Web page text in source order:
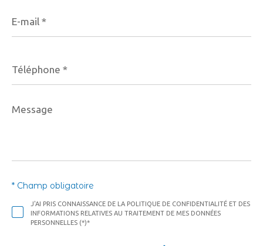
mail
*
*
Message
*
J'AI PRIS CONNAISSANCE DE LA POLITIQUE DE CONFIDENTIALITÉ ET DES
INFORMATIONS RELATIVES AU TRAITEMENT DE MES DONNÉES
PERSONNELLES (*)*
* Champ obligatoire